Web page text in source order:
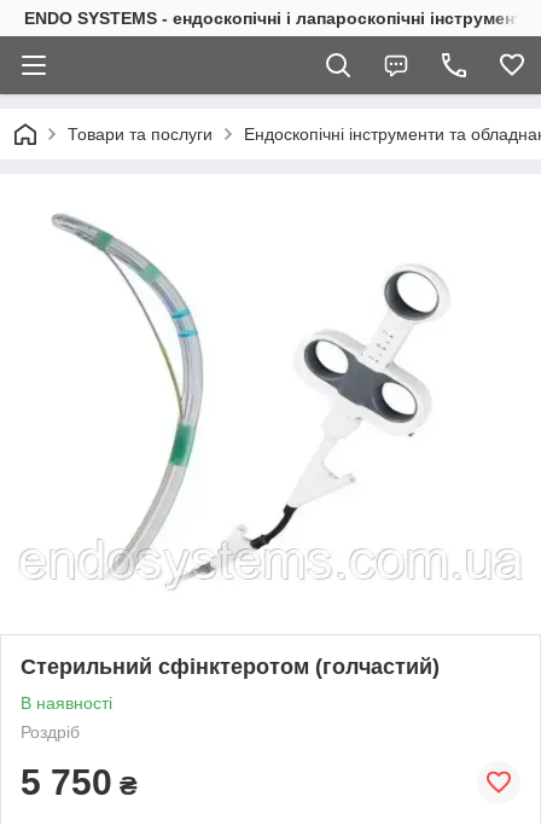
ENDO SYSTEMS - ендоскопічні і лапароскопічні інструменти
Товари та послуги Ендоскопічні інструменти та
Стерильний сфінктеротом (голчастий)
В наявності
Роздріб
5 750 ₴